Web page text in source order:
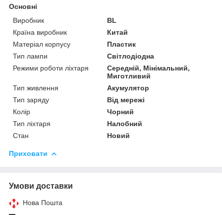
Основні
Виробник
BL
Країна виробник
Китай
Матеріал корпусу
Пластик
Тип лампи
Світлодіодна
Режими роботи ліхтаря
Середній, Мінімальний,
Миготливий
Тип живлення
Акумулятор
Тип заряду
Від мережі
Колір
Чорний
Тип ліхтаря
Налобний
Стан
Новий
Приховати
Умови доставки
Нова Пошта